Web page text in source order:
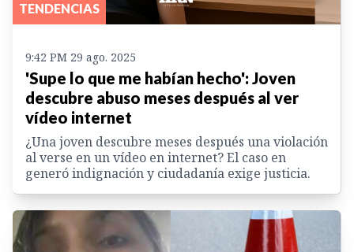
TENDENCIAS
9:42 PM 29 ago. 2025
'Supe lo que me habían hecho': Joven
descubre abuso meses después al ver
vídeo internet
¿Una joven descubre meses después una violación
al verse en un vídeo en internet? El caso en
generó indignación y ciudadanía exige justicia.